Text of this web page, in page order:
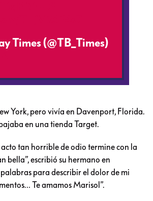
Times (@TB_Times)
York, pero vivía en Davenport, Florida.
en una tienda Target.
acto tan horrible de odio termine con la
bella”, escribió su hermano en
para describir el dolor de mi
Te amamos Marisol”.